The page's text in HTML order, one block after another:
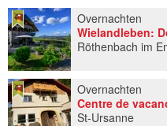
Overnachten
Röthenbach im
Overnachten
Centre de
St-Ursanne